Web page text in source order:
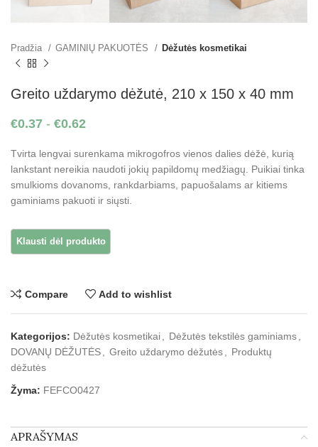
Pradžia GAMINIŲ PAKUOTĖS Dėžutės kosmetikai
Greito uždarymo dėžutė, 210 x 150 x 40 mm
€0.37 - €0.62
Tvirta lengvai surenkama mikrogofros vienos dalies dėžė, kurią
lankstant nereikia naudoti jokių papildomų medžiagų. Puikiai tinka
smulkioms dovanoms, rankdarbiams, papuošalams ar kitiems
gaminiams pakuoti ir siųsti.
Compare Add to wishlist
Kategorijos: Dėžutės kosmetikai Dėžutės tekstilės gaminiams
DOVANŲ DĖŽUTĖS
Greito uždarymo dėžutės
Produktų
dėžutės
Žyma: FEFCO0427
APRAŠYMAS